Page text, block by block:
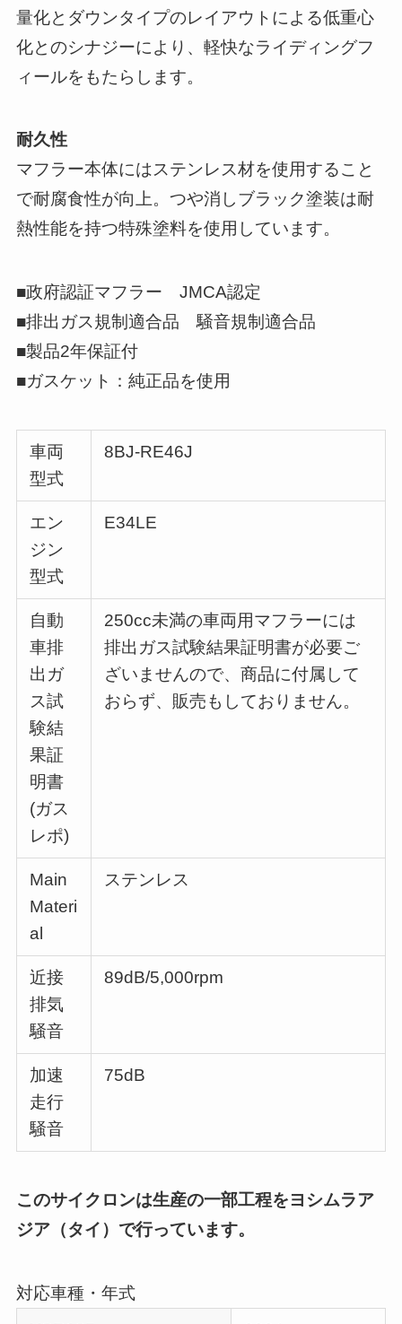
量化とダウンタイプのレイアウトによる低重心
化とのシナジーにより、軽快なライディングフ
ィールをもたらします。
耐久性
マフラー本体にはステンレス材を使用すること
で耐腐食性が向上。つや消しブラック塗装は耐
熱性能を持つ特殊塗料を使用しています。
■政府認証マフラー JMCA認定
■排出ガス規制適合品 騒音規制適合品
■製品2年保証付
■ガスケット：純正品を使用
車両
型式
8BJ-RE46J
エン
ジン
型式
E34LE
自動
車排
出ガ
ス試
験結
果証
明書
(ガス
レポ)
250cc未満の車両用マフラーには
排出ガス試験結果証明書が必要ご
ざいませんので、商品に付属して
おらず、販売もしておりません。
Main
Materi
al
ステンレス
近接
排気
騒音
89dB/5,000rpm
加速
走行
騒音
75dB
このサイクロンは生産の一部工程をヨシムラア
ジア（タイ）で行っています。
対応車種・年式